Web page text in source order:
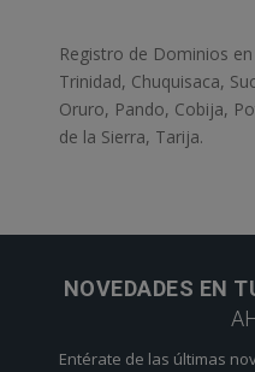
Registro de Dominios
Trinidad, Chuquisaca,
Oruro, Pando, Cobija,
de la Sierra, Tarija.
NOVEDADES EN
Entérate de las últimas